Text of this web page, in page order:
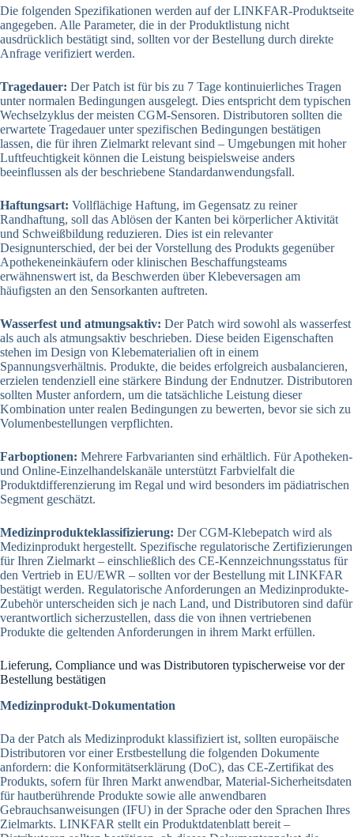
Die folgenden Spezifikationen werden auf der LINKFAR-Produktseite
angegeben. Alle Parameter, die in der Produktlistung nicht
ausdrücklich bestätigt sind, sollten vor der Bestellung durch direkte
Anfrage verifiziert werden.
Tragedauer: Der Patch ist für bis zu 7 Tage kontinuierliches Tragen
unter normalen Bedingungen ausgelegt. Dies entspricht dem typischen
Wechselzyklus der meisten CGM-Sensoren. Distributoren sollten die
erwartete Tragedauer unter spezifischen Bedingungen bestätigen
lassen, die für ihren Zielmarkt relevant sind – Umgebungen mit hoher
Luftfeuchtigkeit können die Leistung beispielsweise anders
beeinflussen als der beschriebene Standardanwendungsfall.
Haftungsart: Vollflächige Haftung, im Gegensatz zu reiner
Randhaftung, soll das Ablösen der Kanten bei körperlicher Aktivität
und Schweißbildung reduzieren. Dies ist ein relevanter
Designunterschied, der bei der Vorstellung des Produkts gegenüber
Apothekeneinkäufern oder klinischen Beschaffungsteams
erwähnenswert ist, da Beschwerden über Klebeversagen am
häufigsten an den Sensorkanten auftreten.
Wasserfest und atmungsaktiv: Der Patch wird sowohl als wasserfest
als auch als atmungsaktiv beschrieben. Diese beiden Eigenschaften
stehen im Design von Klebematerialien oft in einem
Spannungsverhältnis. Produkte, die beides erfolgreich ausbalancieren,
erzielen tendenziell eine stärkere Bindung der Endnutzer. Distributoren
sollten Muster anfordern, um die tatsächliche Leistung dieser
Kombination unter realen Bedingungen zu bewerten, bevor sie sich zu
Volumenbestellungen verpflichten.
Farboptionen: Mehrere Farbvarianten sind erhältlich. Für Apotheken-
und Online-Einzelhandelskanäle unterstützt Farbvielfalt die
Produktdifferenzierung im Regal und wird besonders im pädiatrischen
Segment geschätzt.
Medizinprodukteklassifizierung: Der CGM-Klebepatch wird als
Medizinprodukt hergestellt. Spezifische regulatorische Zertifizierungen
für Ihren Zielmarkt – einschließlich des CE-Kennzeichnungsstatus für
den Vertrieb in EU/EWR – sollten vor der Bestellung mit LINKFAR
bestätigt werden. Regulatorische Anforderungen an Medizinprodukte-
Zubehör unterscheiden sich je nach Land, und Distributoren sind dafür
verantwortlich sicherzustellen, dass die von ihnen vertriebenen
Produkte die geltenden Anforderungen in ihrem Markt erfüllen.
Lieferung, Compliance und was Distributoren typischerweise vor der
Bestellung bestätigen
Medizinprodukt-Dokumentation
Da der Patch als Medizinprodukt klassifiziert ist, sollten europäische
Distributoren vor einer Erstbestellung die folgenden Dokumente
anfordern: die Konformitätserklärung (DoC), das CE-Zertifikat des
Produkts, sofern für Ihren Markt anwendbar, Material-Sicherheitsdaten
für hautberührende Produkte sowie alle anwendbaren
Gebrauchsanweisungen (IFU) in der Sprache oder den Sprachen Ihres
Zielmarkts. LINKFAR stellt ein Produktdatenblatt bereit –